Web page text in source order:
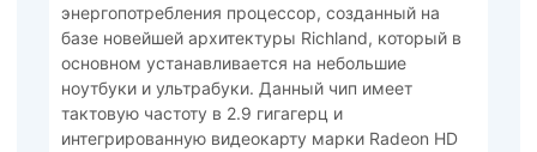
энергопотребления процессор, созданный на
базе новейшей архитектуры Richland, который в
основном устанавливается на небольшие
ноутбуки и ультрабуки. Данный чип имеет
тактовую частоту в 2.9 гигагерц и
интегрированную видеокарту марки Radeon HD